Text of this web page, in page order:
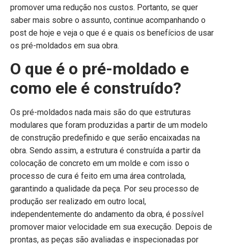
promover uma redução nos custos. Portanto, se quer
saber mais sobre o assunto, continue acompanhando o
post de hoje e veja o que é e quais os benefícios de usar
os pré-moldados em sua obra.
O que é o pré-moldado e
como ele é construído?
Os pré-moldados nada mais são do que estruturas
modulares que foram produzidas a partir de um modelo
de construção predefinido e que serão encaixadas na
obra. Sendo assim, a estrutura é construída a partir da
colocação de concreto em um molde e com isso o
processo de cura é feito em uma área controlada,
garantindo a qualidade da peça. Por seu processo de
produção ser realizado em outro local,
independentemente do andamento da obra, é possível
promover maior velocidade em sua execução. Depois de
prontas, as peças são avaliadas e inspecionadas por